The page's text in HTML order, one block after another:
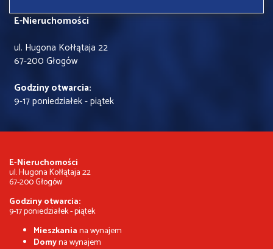
E-Nieruchomości
ul. Hugona Kołłątaja 22
67-200 Głogów
Godziny otwarcia:
9-17 poniedziałek - piątek
E-Nieruchomości
ul. Hugona Kołłątaja 22
67-200 Głogów
Godziny otwarcia:
9-17 poniedziałek - piątek
Mieszkaniana wynajem
Domyna wynajem